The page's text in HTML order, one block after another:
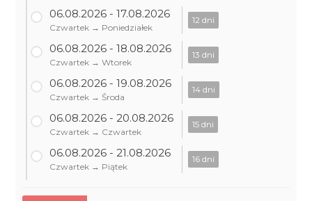
06.08.2026 - 17.08.2026
Czwartek → Poniedziałek
12 dni
06.08.2026 - 18.08.2026
Czwartek → Wtorek
13 dni
06.08.2026 - 19.08.2026
Czwartek → Środa
14 dni
06.08.2026 - 20.08.2026
Czwartek → Czwartek
15 dni
06.08.2026 - 21.08.2026
Czwartek → Piątek
16 dni